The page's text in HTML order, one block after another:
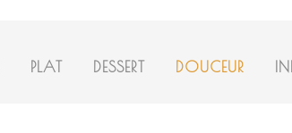
PLAT DESSERT DOUCEUR